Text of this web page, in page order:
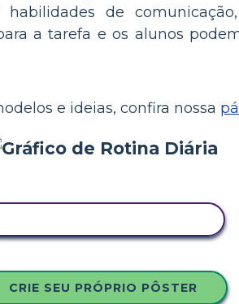
de
a tarefa e os alunos
e ideias, confira nossa
CRIE SEU PRÓPRIO PÔSTER